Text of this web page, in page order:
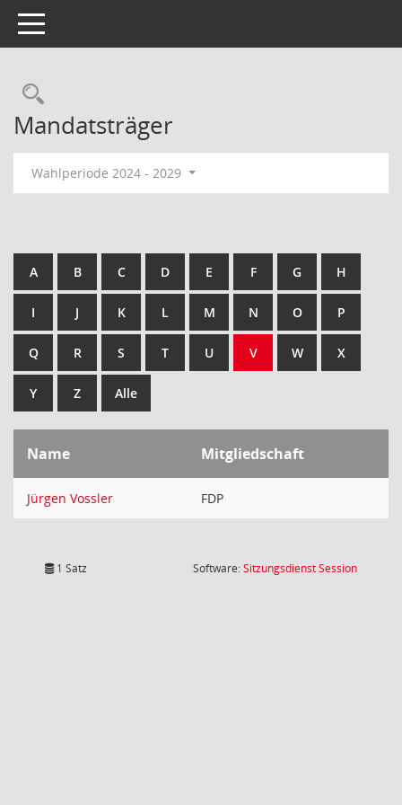
Toggle navigation
Rechercheauswahl
Mandatsträger
Wahlperiode 2024 - 2029
A B C D E F G H
I J K L M N O P
Q R S T U V W X
Y Z Alle
Name Mitgliedschaft
Jürgen Vossler FDP
1 Satz Software:SitzungsdienstSession(Wird in